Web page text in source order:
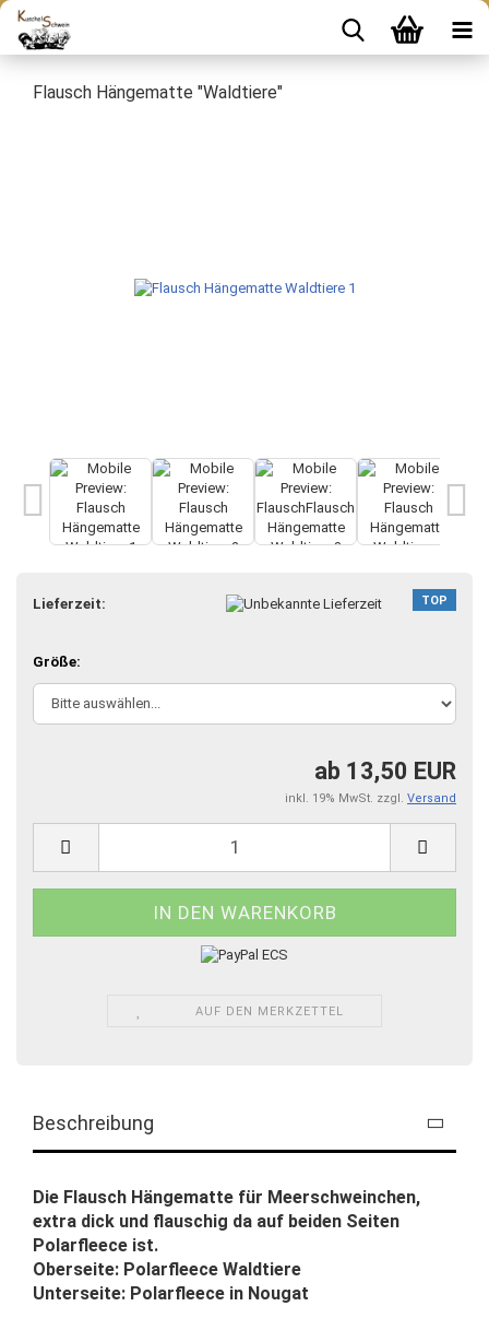
Flausch Hängematte "Waldtiere"
TOP
Lieferzeit:
Größe:
ab 13,50 EUR
inkl. 19% MwSt. zzgl. Versand
AUF DEN MERKZETTEL
Beschreibung
Die Flausch Hängematte für Meerschweinchen,
extra dick und flauschig da auf beiden Seiten
Polarfleece ist.
Oberseite: Polarfleece Waldtiere
Unterseite: Polarfleece in Nougat